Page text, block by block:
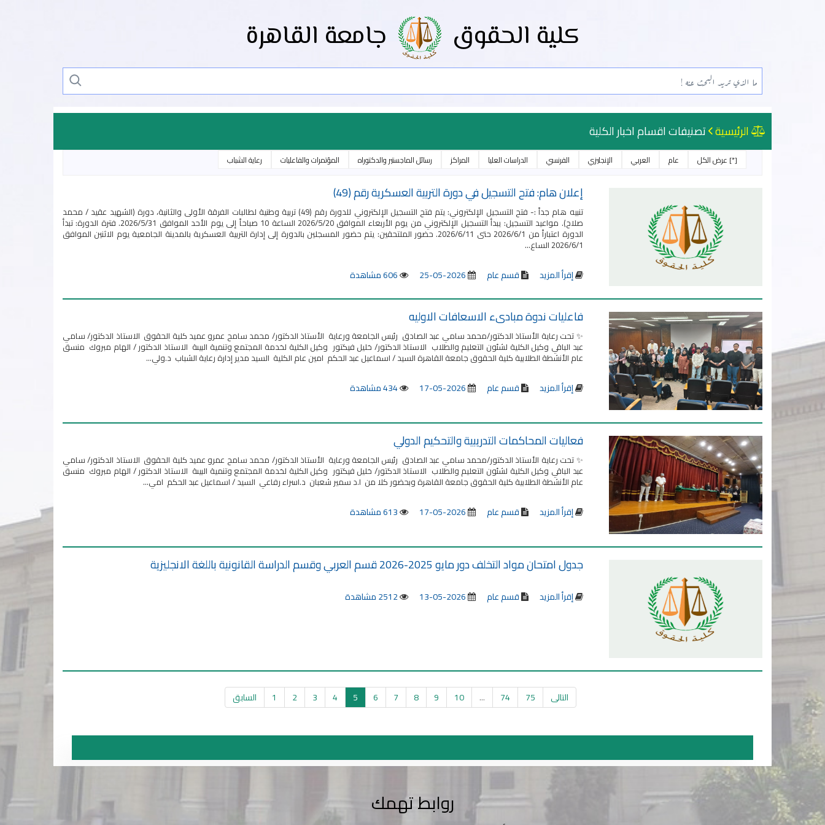
كلية الحقوق جامعة القاهرة
الرئيسية تصنيفات اقسام اخبار الكلية
[*] عرض الكل عام العربي الإنجليزي الفرنسي الدراسات العليا المراكز رسائل الماجستير والدكتوراه المؤتمرات والفاعليات رعاية الشباب
إعلان هام: فتح التسجيل في دورة التربية العسكرية رقم (49)
تنبيه هام جداً :- فتح التسجيل الإلكتروني: يتم فتح التسجيل الإلكتروني للدورة رقم (49) تربية وطنية لطالبات الفرقة الأولى والثانية، دورة (الشهيد عقيد / محمد
صلاح). مواعيد التسجيل: يبدأ التسجيل الإلكتروني من يوم الأربعاء الموافق 2026/5/20 الساعة 10 صباحاً إلى يوم الأحد الموافق 2026/5/31. فترة الدورة: تبدأ
الدورة اعتباراً من 2026/6/1 حتى 2026/6/11. حضور الملتحقين: يتم حضور المسجلين بالدورة إلى إدارة التربية العسكرية بالمدينة الجامعية يوم الاثنين الموافق
2026/6/1 الساع...
إقرأ المزيد قسم عام 2026-05-25 606 مشاهدة
فاعليات ندوة مبادىء الاسعافات الاوليه
✨ تحت رعاية الأستاذ الدكتور/محمد سامي عبد الصادق رئيس الجامعة ورعاية الأستاذ الدكتور/ محمد سامح عمرو عميد كلية الحقوق الاستاذ الدكتور/ سامي
عبد الباقي وكيل الكلية لشئون التعليم والطلاب الاستاذ الدكتور/ خليل فيكتور وكيل الكلية لخدمة المجتمع وتنمية البيىة الاستاذ الدكتور / الهام مبروك منسق
عام الأنشطة الطلابية كلية الحقوق جامعة القاهرة السيد / اسماعيل عبد الحكم امين عام الكلية السيد مدير إدارة رعاية الشباب د.ولي...
إقرأ المزيد قسم عام 2026-05-17 434 مشاهدة
فعاليات المحاكمات التدريبية والتحكيم الدولي
✨ تحت رعاية الأستاذ الدكتور/محمد سامي عبد الصادق رئيس الجامعة ورعاية الأستاذ الدكتور/ محمد سامح عمرو عميد كلية الحقوق الاستاذ الدكتور/ سامي
عبد الباقي وكيل الكلية لشئون التعليم والطلاب الاستاذ الدكتور/ خليل فيكتور وكيل الكلية لخدمة المجتمع وتنمية البيىة الاستاذ الدكتور / الهام مبروك منسق
عام الأنشطة الطلابية كلية الحقوق جامعة القاهرة وبحضور كلا من ا.د سمير شعبان د.اسراء رفاعي السيد / اسماعيل عبد الحكم امي...
إقرأ المزيد قسم عام 2026-05-17 613 مشاهدة
جدول امتحان مواد التخلف دور مايو 2025-2026 قسم العربي وقسم الدراسة القانونية باللغة الانجليزية
إقرأ المزيد قسم عام 2026-05-13 2512 مشاهدة
السابق 1 2 3 4 5 6 7 8 9 10 ... 74 75 التالى
روابط تهمك